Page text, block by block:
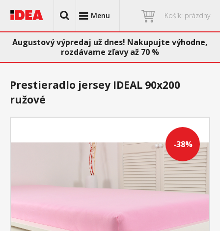
Menu Košík: prázdny
Augustový výpredaj už dnes! Nakupujte výhodne,
rozdávame zľavy až 70 %
-38%
Prestieradlo jersey IDEAL 90x200
ružové